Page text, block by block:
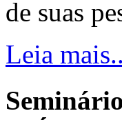
de suas
Leia